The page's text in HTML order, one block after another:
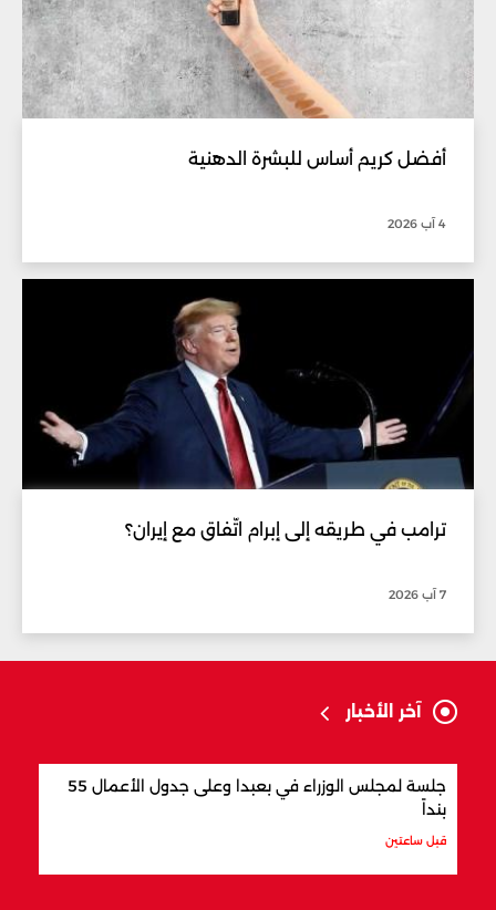
أفضل كريم أساس للبشرة الدهنية
4 آب 2026
ترامب في طريقه إلى إبرام اتّفاق مع إيران؟
7 آب 2026
آخر الأخبار
جلسة لمجلس الوزراء في بعبدا وعلى جدول الأعمال 55
بنداً
قبل ساعتين